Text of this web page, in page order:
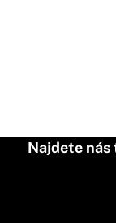
Najdete